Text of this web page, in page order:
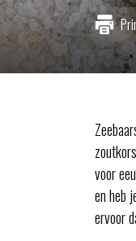
voor
en heb
ervoor